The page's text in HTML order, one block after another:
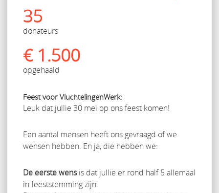
35
donateurs
€ 1.500
opgehaald
Feest voor VluchtelingenWerk:
Leuk dat jullie 30 mei op ons feest komen!
Een aantal mensen heeft ons gevraagd of we
wensen hebben. En ja, die hebben we:
De eerste wensis dat jullie er rond half 5 allemaal
in feeststemming zijn.